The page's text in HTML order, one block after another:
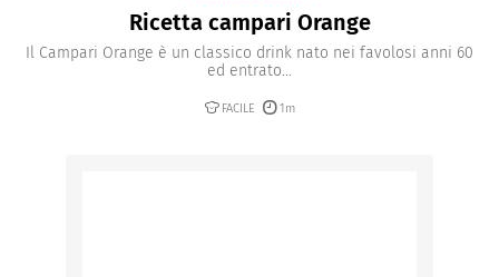
Ricetta campari Orange
Il Campari Orange è un classico drink nato nei favolosi anni 60
ed entrato...
FACILE 1m